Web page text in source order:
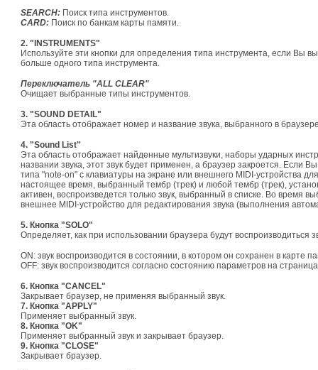
SEARCH: Поиск типа инструментов.
CARD: Поиск по банкам карты памяти.
2. "INSTRUMENTS"
Используйте эти кнопки для определения типа инструмента, если Вы
больше одного типа инструмента.
Переключатель "ALL CLEAR"
Очищает выбранные типы инструментов.
3. "SOUND DETAIL"
Эта область отображает номер и название звука, выбранного в
4. "Sound List"
Эта область отображает найденные мультизвуки, наборы ударных
названии звука, этот звук будет применен, а браузер закроется.
типа "note-on" с клавиатуры на экране или внешнего MIDI-устройства
настоящее время, выбранный тембр (трек) и любой тембр (трек),
активен, воспроизведется только звук, выбранный в списке. Во время
внешнее MIDI-устройство для редактирования звука (выполнения
5. Кнопка "SOLO"
Определяет, как при использовании браузера будут воспроизводиться
ON: звук воспроизводится в состоянии, в котором он сохранен в
OFF: звук воспроизводится согласно состоянию параметров на
6. Кнопка "CANCEL"
Закрывает браузер, не применяя выбранный звук.
7. Кнопка "APPLY"
Применяет выбранный звук.
8. Кнопка "OK"
Применяет выбранный звук и закрывает браузер.
9. Кнопка "CLOSE"
Закрывает браузер.